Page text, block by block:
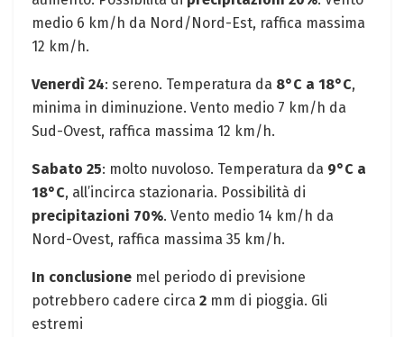
medio 6 km/h da Nord/Nord-Est, raffica massima
12 km/h.
Venerdì 24: sereno. Temperatura da 8°C a 18°C,
minima in diminuzione. Vento medio 7 km/h da
Sud-Ovest, raffica massima 12 km/h.
Sabato 25: molto nuvoloso. Temperatura da 9°C a
18°C, all’incirca stazionaria. Possibilità di
precipitazioni 70%. Vento medio 14 km/h da
Nord-Ovest, raffica massima 35 km/h.
In conclusione mel periodo di previsione
potrebbero cadere circa 2 mm di pioggia. Gli
estremi